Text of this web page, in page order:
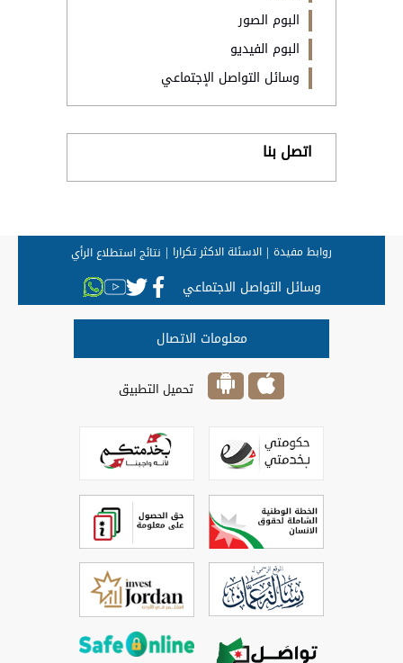
البوم الصور
البوم الفيديو
وسائل التواصل الإجتماعي
اتصل بنا
روابط مفيدة الاسئلة الاكثر تكرارا نتائج استطلاع الرأي
وسائل التواصل الاجتماعي
معلومات الاتصال
تحميل التطبيق